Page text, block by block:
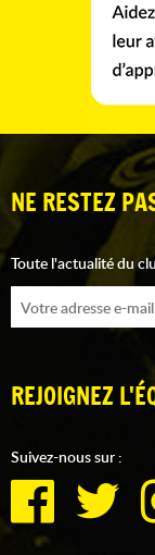
NE RESTEZ
Toute l'actualité du
REJOIGNEZ
Suivez-nous sur :